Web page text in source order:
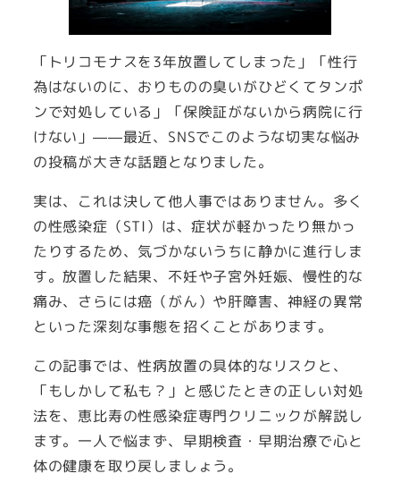
「トリコモナスを3年放置してしまった」「性行
為はないのに、おりものの臭いがひどくてタンポ
ンで対処している」「保険証がないから病院に行
けない」——最近、SNSでこのような切実な悩み
の投稿が大きな話題となりました。
実は、これは決して他人事ではありません。多く
の性感染症（STI）は、症状が軽かったり無かっ
たりするため、気づかないうちに静かに進行しま
す。放置した結果、不妊や子宮外妊娠、慢性的な
痛み、さらには癌（がん）や肝障害、神経の異常
といった深刻な事態を招くことがあります。
この記事では、性病放置の具体的なリスクと、
「もしかして私も？」と感じたときの正しい対処
法を、恵比寿の性感染症専門クリニックが解説し
ます。一人で悩まず、早期検査・早期治療で心と
体の健康を取り戻しましょう。